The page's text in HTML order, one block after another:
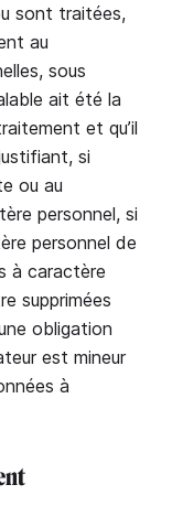
sont traitées,
au
sous
ait été la
et qu’il
si
ou au
personnel, si
personnel de
à caractère
supprimées
obligation
est mineur
à